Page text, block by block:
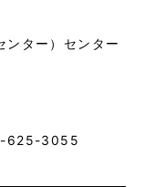
ンター）センター
625-3055